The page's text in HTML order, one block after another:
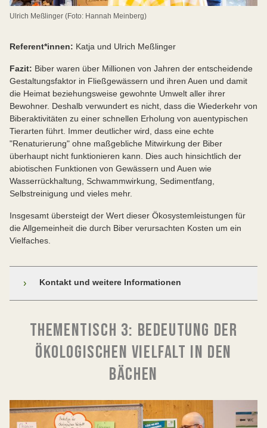
Ulrich Meßlinger (Foto: Hannah Meinberg)
Referent*innen: Katja und Ulrich Meßlinger
Fazit: Biber waren über Millionen von Jahren der entscheidende
Gestaltungsfaktor in Fließgewässern und ihren Auen und damit
die Heimat beziehungsweise gewohnte Umwelt aller ihrer
Bewohner. Deshalb verwundert es nicht, dass die Wiederkehr von
Biberaktivitäten zu einer schnellen Erholung von auentypischen
Tierarten führt. Immer deutlicher wird, dass eine echte
"Renaturierung" ohne maßgebliche Mitwirkung der Biber
überhaupt nicht funktionieren kann. Dies auch hinsichtlich der
abiotischen Funktionen von Gewässern und Auen wie
Wasserrückhaltung, Schwammwirkung, Sedimentfang,
Selbstreinigung und vieles mehr.
Insgesamt übersteigt der Wert dieser Ökosystemleistungen für
die Allgemeinheit die durch Biber verursachten Kosten um ein
Vielfaches.
› Kontakt und weitere Informationen
Fragestellungen und Gutachten
Literatur und weitere Informationen:
Zahner, Schmidbauer, Schwab & Angst (2020): Der
Rosell & Campbell-Parker (2022): Beavers.
THEMENTISCH 3: BEDEUTUNG DER
ÖKOLOGISCHEN VIELFALT IN DEN
BÄCHEN